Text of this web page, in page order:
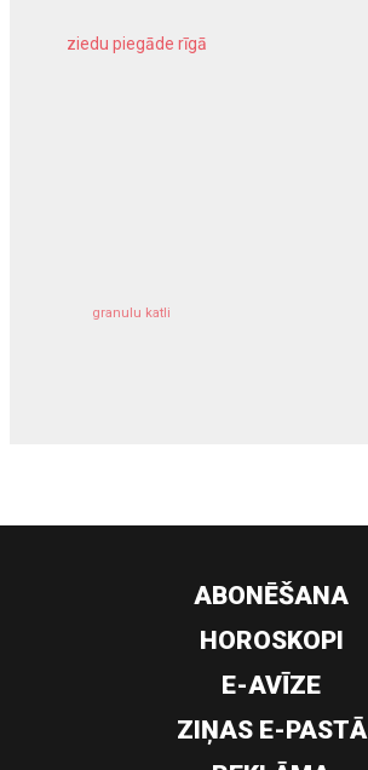
ziedu piegāde rīgā
granulu katli
ABONĒŠANA
HOROSKOPI
E-AVĪZE
ZIŅAS E-PASTĀ